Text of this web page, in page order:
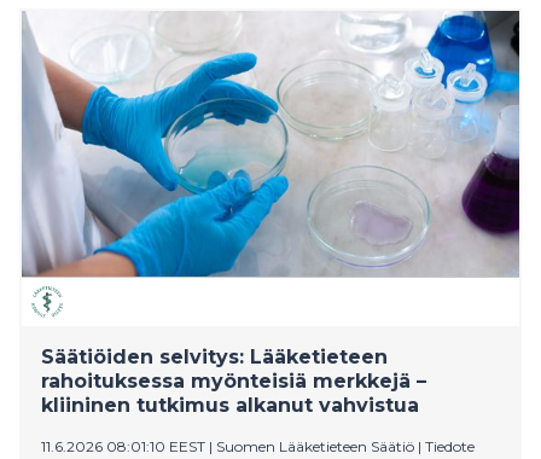
Säätiöiden selvitys: Lääketieteen
rahoituksessa myönteisiä merkkejä –
kliininen tutkimus alkanut vahvistua
11.6.2026 08:01:10 EEST | Suomen Lääketieteen Säätiö | Tiedote